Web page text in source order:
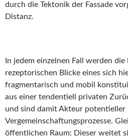
durch die Tektonik der Fassade
Distanz.
In jedem einzelnen Fall werden
rezeptorischen Blicke eines sich
fragmentarisch und mobil
aus einer tendentiell privaten
und sind damit Akteur potentieller
Vergemeinschaftungsprozesse.
öffentlichen Raum: Dieser weitet